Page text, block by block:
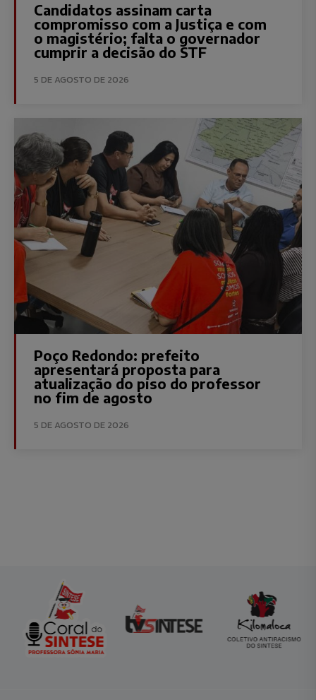
Candidatos assinam carta
compromisso com a Justiça e com
o magistério; falta o governador
cumprir a decisão do STF
5 DE AGOSTO DE 2026
Poço Redondo: prefeito
apresentará proposta para
atualização do piso do professor
no fim de agosto
5 DE AGOSTO DE 2026